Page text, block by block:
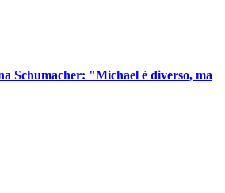
Schumacher: "Michael è diverso, ma